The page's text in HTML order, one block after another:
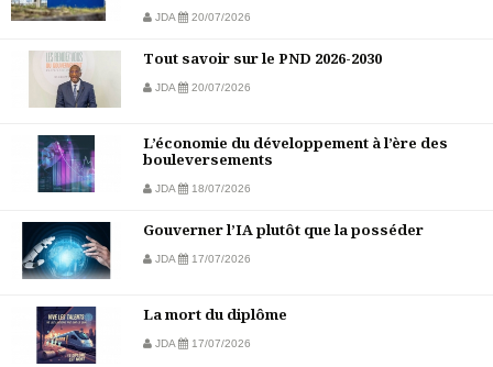
JDA 20/07/2026
Tout savoir sur le PND 2026-2030
JDA 20/07/2026
L’économie du développement à l’ère des
bouleversements
JDA 18/07/2026
Gouverner l’IA plutôt que la posséder
JDA 17/07/2026
La mort du diplôme
JDA 17/07/2026